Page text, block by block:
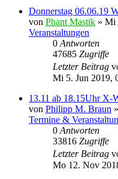
Donnerstag 06.06.19
von Phant Mastik » Mi
Veranstaltungen
0 Antworten
47685 Zugriffe
Letzter Beitrag
Mi 5. Jun 2019,
13.11 ab 18.15Uhr X-
von Philipp M. Braun »
Termine &
0 Antworten
33816 Zugriffe
Letzter Beitrag
Mo 12. Nov